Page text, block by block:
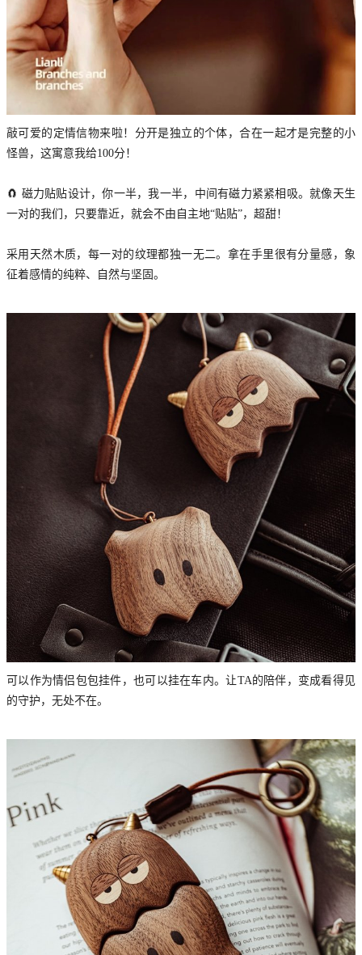
敲可爱的定情信物来啦！分开是独立的个体，合在一起才是完整的小
怪兽，这寓意我给100分！
🧲 磁力贴贴设计，你一半，我一半，中间有磁力紧紧相吸。就像天生
一对的我们，只要靠近，就会不由自主地“贴贴”，超甜！
采用天然木质，每一对的纹理都独一无二。拿在手里很有分量感，象
征着感情的纯粹、自然与坚固。
可以作为情侣包包挂件，也可以挂在车内。让TA的陪伴，变成看得见
的守护，无处不在。